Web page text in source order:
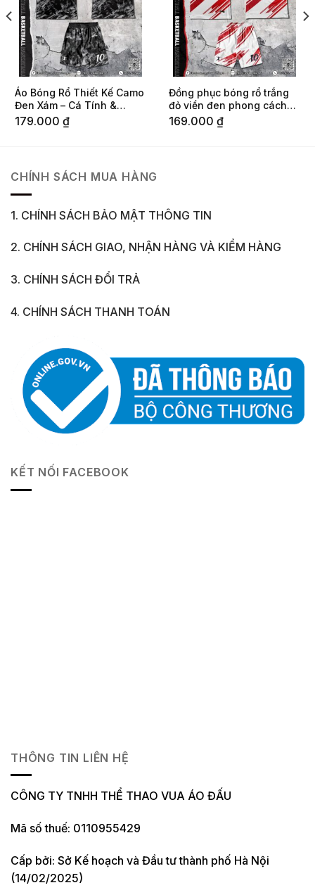
Áo Bóng Rổ Thiết Kế Camo
Đen Xám – Cá Tính &
Mạnh Mẽ
179.000 ₫
Đồng phục bóng rổ trắng
đỏ viền đen phong cách
thể thao
169.000 ₫
CHÍNH SÁCH MUA HÀNG
1. CHÍNH SÁCH BẢO MẬT THÔNG TIN
2. CHÍNH SÁCH GIAO, NHẬN HÀNG VÀ KIỂM HÀNG
3. CHÍNH SÁCH ĐỔI TRẢ
4. CHÍNH SÁCH THANH TOÁN
KẾT NỐI FACEBOOK
THÔNG TIN LIÊN HỆ
CÔNG TY TNHH THỂ THAO VUA ÁO ĐẤU
Mã số thuế: 0110955429
Cấp bởi: Sở Kế hoạch và Đầu tư thành phố Hà Nội
(14/02/2025)